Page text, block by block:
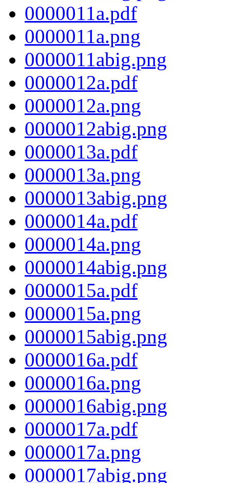
0000011a.pdf
0000011a.png
0000011abig.png
0000012a.pdf
0000012a.png
0000012abig.png
0000013a.pdf
0000013a.png
0000013abig.png
0000014a.pdf
0000014a.png
0000014abig.png
0000015a.pdf
0000015a.png
0000015abig.png
0000016a.pdf
0000016a.png
0000016abig.png
0000017a.pdf
0000017a.png
0000017abig.png